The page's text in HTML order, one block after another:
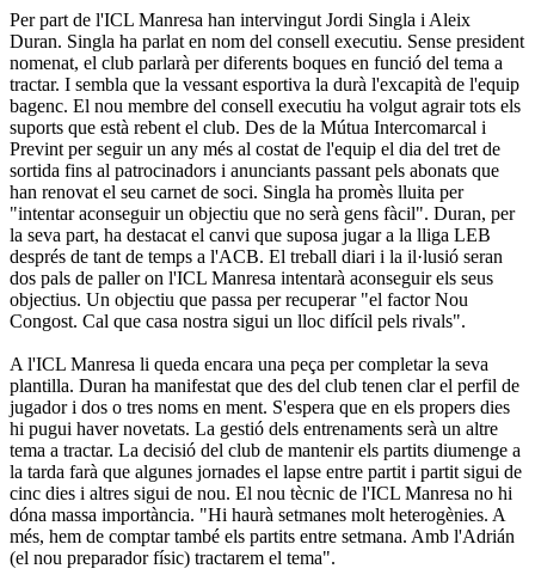
Per part de l'ICL Manresa han intervingut Jordi Singla i Aleix
Duran. Singla ha parlat en nom del consell executiu. Sense president
nomenat, el club parlarà per diferents boques en funció del tema a
tractar. I sembla que la vessant esportiva la durà l'excapità de l'equip
bagenc. El nou membre del consell executiu ha volgut agrair tots els
suports que està rebent el club. Des de la Mútua Intercomarcal i
Prevint per seguir un any més al costat de l'equip el dia del tret de
sortida fins al patrocinadors i anunciants passant pels abonats que
han renovat el seu carnet de soci. Singla ha promès lluita per
"intentar aconseguir un objectiu que no serà gens fàcil". Duran, per
la seva part, ha destacat el canvi que suposa jugar a la lliga LEB
després de tant de temps a l'ACB. El treball diari i la il·lusió seran
dos pals de paller on l'ICL Manresa intentarà aconseguir els seus
objectius. Un objectiu que passa per recuperar "el factor Nou
Congost. Cal que casa nostra sigui un lloc difícil pels rivals".
A l'ICL Manresa li queda encara una peça per completar la seva
plantilla. Duran ha manifestat que des del club tenen clar el perfil de
jugador i dos o tres noms en ment. S'espera que en els propers dies
hi pugui haver novetats. La gestió dels entrenaments serà un altre
tema a tractar. La decisió del club de mantenir els partits diumenge a
la tarda farà que algunes jornades el lapse entre partit i partit sigui de
cinc dies i altres sigui de nou. El nou tècnic de l'ICL Manresa no hi
dóna massa importància. "Hi haurà setmanes molt heterogènies. A
més, hem de comptar també els partits entre setmana. Amb l'Adrián
(el nou preparador físic) tractarem el tema".